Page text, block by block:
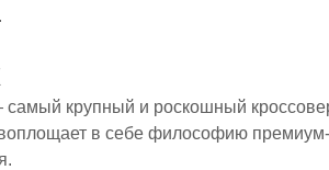
крупный и роскошный
в себе философию